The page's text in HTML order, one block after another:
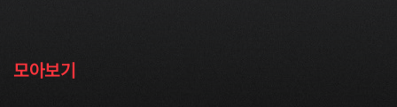
모아보기